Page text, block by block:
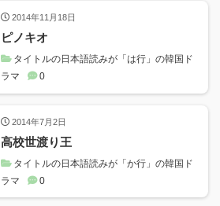
2014年11月18日
ピノキオ
タイトルの日本語読みが「は行」の韓国ド
ラマ
0
2014年7月2日
高校世渡り王
タイトルの日本語読みが「か行」の韓国ド
ラマ
0